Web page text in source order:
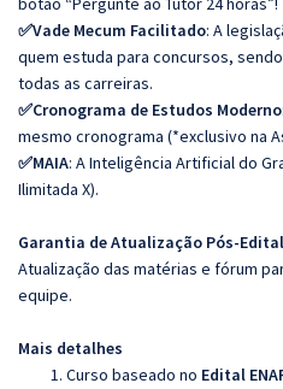
✅Vade Mecum Facilitado: A
quem estuda para concursos,
todas as carreiras.
✅Cronograma de Estudos Moderno
mesmo cronograma (*exclusivo na
✅MAIA: A Inteligência Artificial do
Ilimitada X).
Garantia de Atualização Pós-
Atualização das matérias e fórum
equipe.
Mais detalhes
Curso baseado no Edital